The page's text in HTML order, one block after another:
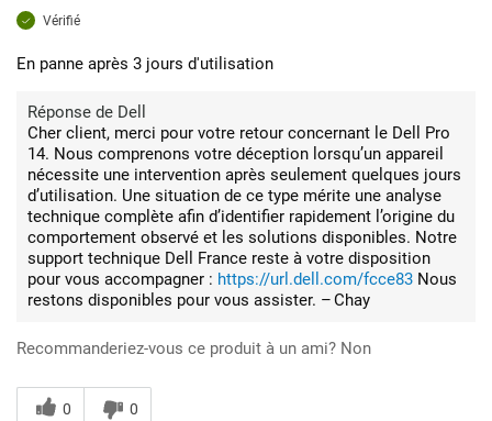
Vérifié
En panne après 3 jours d'utilisation
Réponse de Dell
Cher client, merci pour votre retour concernant le Dell Pro
14. Nous comprenons votre déception lorsqu’un appareil
nécessite une intervention après seulement quelques jours
d’utilisation. Une situation de ce type mérite une analyse
technique complète afin d’identifier rapidement l’origine du
comportement observé et les solutions disponibles. Notre
support technique Dell France reste à votre disposition
pour vous accompagner : https://url.dell.com/fcce83 Nous
restons disponibles pour vous assister. – Chay
Recommanderiez-vous ce produit à un ami? Non
0 0